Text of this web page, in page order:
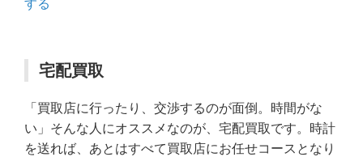
する
宅配買取
「買取店に行ったり、交渉するのが面倒。時間がな
い」そんな人にオススメなのが、宅配買取です。時計
を送れば、あとはすべて買取店にお任せコースとなり